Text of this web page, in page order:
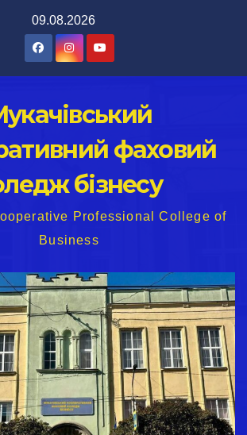
09.08.2026
фаховий
бізнесу
Professional College of
Business